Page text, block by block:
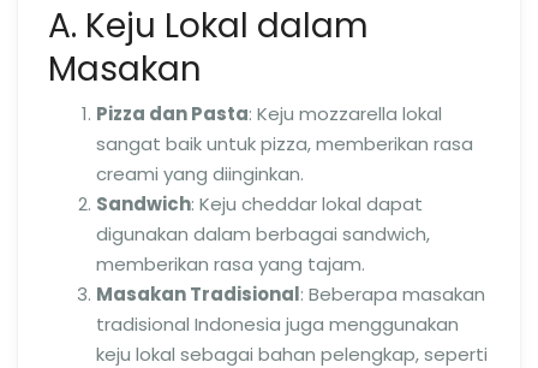
A. Keju Lokal dalam
Masakan
Pizza dan Pasta: Keju mozzarella lokal
sangat baik untuk pizza, memberikan rasa
creami yang diinginkan.
Sandwich: Keju cheddar lokal dapat
digunakan dalam berbagai sandwich,
memberikan rasa yang tajam.
Masakan Tradisional: Beberapa masakan
tradisional Indonesia juga menggunakan
keju lokal sebagai bahan pelengkap, seperti